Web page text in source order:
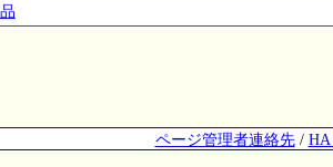
ページ管理者連絡先/ HA